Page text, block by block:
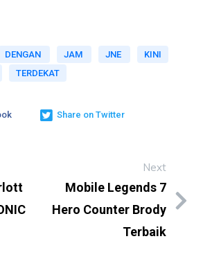
DENGAN JAM JNE
KINI
TERDEKAT
Share on Twitter
Next
Mobile Legends 7
Hero Counter Brody
Terbaik